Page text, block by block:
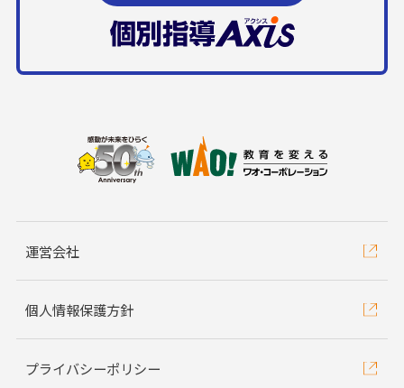
運営会社
個人情報保護方針
プライバシーポリシー